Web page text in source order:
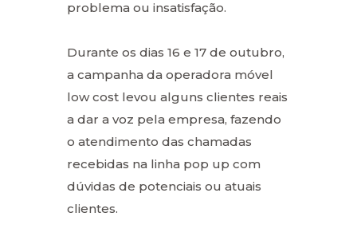
problema ou insatisfação.
Durante os dias 16 e 17 de outubro,
a campanha da operadora móvel
low cost levou alguns clientes reais
a dar a voz pela empresa, fazendo
o atendimento das chamadas
recebidas na linha pop up com
dúvidas de potenciais ou atuais
clientes.